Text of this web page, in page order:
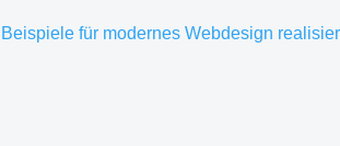
Beispiele für modernes Webdesign